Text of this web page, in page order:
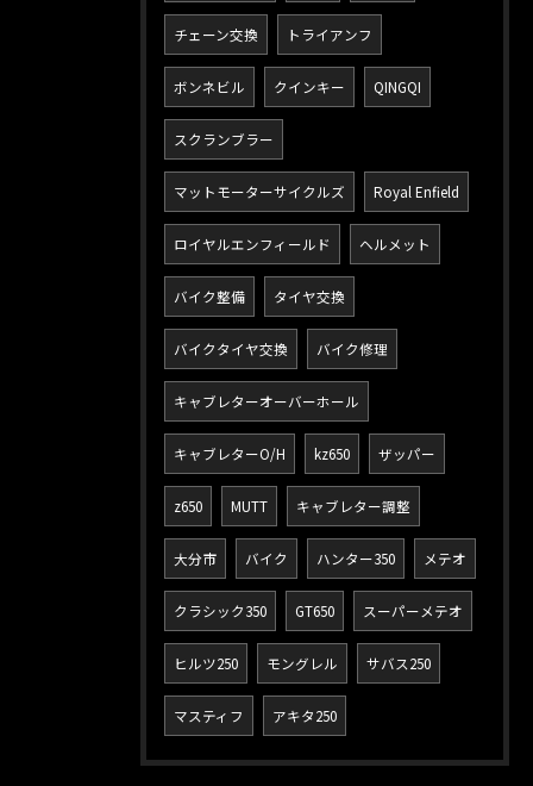
チェーン交換 トライアンフ
ボンネビル クインキー QINGQI
スクランブラー
マットモーターサイクルズ Royal Enfield
ロイヤルエンフィールド ヘルメット
バイク整備 タイヤ交換
バイクタイヤ交換 バイク修理
キャブレターオーバーホール
キャブレターO/H kz650 ザッパー
z650 MUTT キャブレター調整
大分市 バイク ハンター350 メテオ
クラシック350 GT650 スーパーメテオ
ヒルツ250 モングレル サバス250
マスティフ アキタ250